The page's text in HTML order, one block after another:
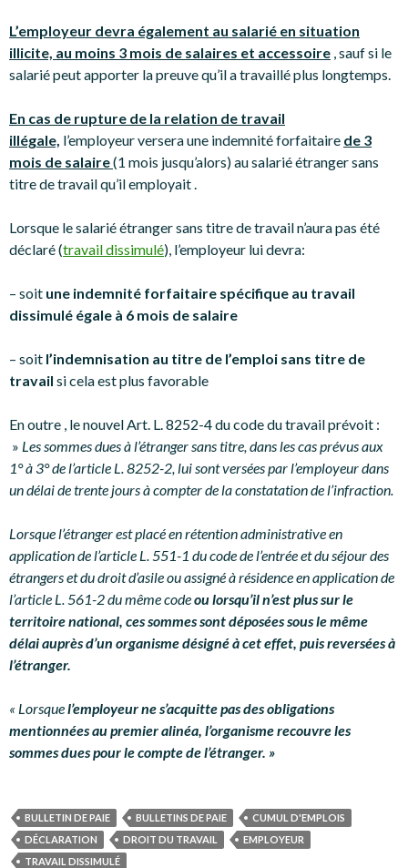
L’employeur devra également au salarié en situation
illicite, au moins 3 mois de salaires et accessoire , sauf si le
salarié peut apporter la preuve qu’il a travaillé plus longtemps.
En cas de rupture de la relation de travail
illégale, l’employeur versera une indemnité forfaitaire de 3
mois de salaire(1 mois jusqu’alors) au salarié étranger sans
titre de travail qu’il employait .
Lorsque le salarié étranger sans titre de travail n’aura pas été
déclaré (travail dissimulé), l’employeur lui devra:
– soit une indemnité forfaitaire spécifique au travail
dissimulé égale à 6 mois de salaire
– soit l’indemnisation au titre de l’emploi sans titre de
travail si cela est plus favorable
En outre , le nouvel Art. L. 8252-4 du code du travail prévoit :
» Les sommes dues à l’étranger sans titre, dans les cas prévus aux
1° à 3° de l’article L. 8252-2, lui sont versées par l’employeur dans
un délai de trente jours à compter de la constatation de l’infraction.
Lorsque l’étranger est placé en rétention administrative en
application de l’article L. 551-1 du code de l’entrée et du séjour des
étrangers et du droit d’asile ou assigné à résidence en application de
l’article L. 561-2 du même codeou lorsqu’il n’est plus sur le
territoire national, ces sommes sont déposées sous le même
délai auprès d’un organisme désigné à cet effet, puis reversées à
l’étranger.
« Lorsquel’employeur ne s’acquitte pas des obligations
mentionnées au premier alinéa, l’organisme recouvre les
sommes dues pour le compte de l’étranger. »
BULLETIN DE PAIE BULLETINS DE PAIE
CUMUL D'EMPLOIS
DÉCLARATION
DROIT DU TRAVAIL
EMPLOYEUR
TRAVAIL DISSIMULÉ